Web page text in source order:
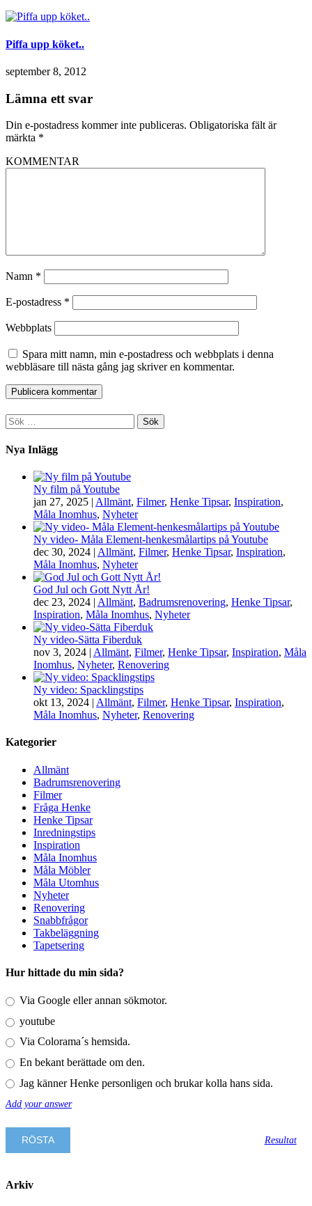
Piffa upp köket..
september 8, 2012
Lämna ett svar
Din e-postadress kommer inte publiceras. Obligatoriska fält är
märkta *
KOMMENTAR
Namn *
E-postadress *
Webbplats
Spara mitt namn, min e-postadress och webbplats i denna
webbläsare till nästa gång jag skriver en kommentar.
Sök
efter:
Nya Inlägg
Ny film på Youtube
jan 27, 2025 | Allmänt, Filmer, Henke Tipsar, Inspiration,
Måla Inomhus, Nyheter
Ny video- Måla Element-henkesmålartips på Youtube
dec 30, 2024 | Allmänt, Filmer, Henke Tipsar, Inspiration,
Måla Inomhus, Nyheter
God Jul och Gott Nytt År!
dec 23, 2024 | Allmänt, Badrumsrenovering, Henke Tipsar,
Inspiration, Måla Inomhus, Nyheter
Ny video-Sätta Fiberduk
nov 3, 2024 | Allmänt, Filmer, Henke Tipsar, Inspiration, Måla
Inomhus, Nyheter, Renovering
Ny video: Spacklingstips
okt 13, 2024 | Allmänt, Filmer, Henke Tipsar, Inspiration,
Måla Inomhus, Nyheter, Renovering
Kategorier
Allmänt
Badrumsrenovering
Filmer
Fråga Henke
Henke Tipsar
Inredningstips
Inspiration
Måla Inomhus
Måla Möbler
Måla Utomhus
Nyheter
Renovering
Snabbfrågor
Takbeläggning
Tapetsering
Hur hittade du min sida?
Via Google eller annan sökmotor.
youtube
Via Colorama´s hemsida.
En bekant berättade om den.
Jag känner Henke personligen och brukar kolla hans sida.
Add your answer
Resultat
Arkiv